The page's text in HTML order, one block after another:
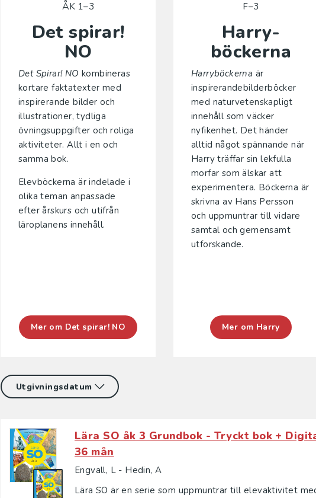
ÅK 1–3
Det spirar!
NO
Det Spirar! NO kombineras
kortare faktatexter med
inspirerande bilder och
illustrationer, tydliga
övningsuppgifter och roliga
aktiviteter. Allt i en och
samma bok.
Elevböckerna är indelade i
olika teman anpassade
efter årskurs och utifrån
läroplanens innehåll.
Mer om Det spirar! NO
F–3
Harry-
böckerna
Harryböckerna är
inspirerandebilderböcker
med naturvetenskapligt
innehåll som väcker
nyfikenhet. Det händer
alltid något spännande när
Harry träffar sin lekfulla
morfar som älskar att
experimentera. Böckerna är
skrivna av Hans Persson
och uppmuntrar till vidare
samtal och gemensamt
utforskande.
Mer om Harry
Lära SO åk 3 Grundbok - Tryckt bok +
36 mån
Engvall, L - Hedin, A
Lära SO är en serie som uppmuntrar till elevaktivitet